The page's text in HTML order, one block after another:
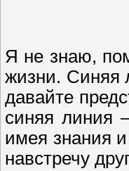
Я не знаю,
жизни. Синяя
давайте
синяя линия
имея знания
навстречу